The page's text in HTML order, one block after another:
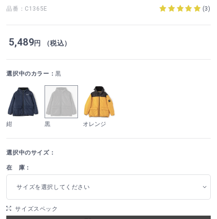
品番：C1365E (3)
5,489円 （税込）
選択中のカラー：黒
紺 黒 オレンジ
選択中のサイズ：
在 庫：
サイズを選択してください
サイズスペック